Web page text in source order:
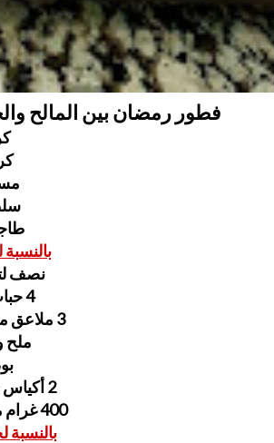
فطور رمضان بين المالح
نصف
4 حبات من البيض
3 ملاعق من السكر الخشن
ملح
2 أكياس من سكر الفاني
400 غرام من الدقيق الأبيض